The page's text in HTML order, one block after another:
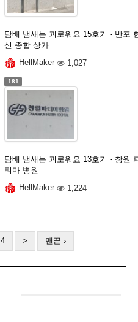
담배 냄새는 괴로워요 15호기 - 반포
신 종합 상가
HellMaker
1,027
181
담배 냄새는 괴로워요 13호기 - 창원
티마 병원
HellMaker
1,224
4 > 맨끝 ›